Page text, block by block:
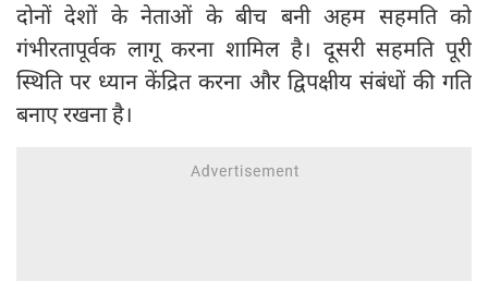
दोनों देशों के नेताओं के बीच बनी अहम सहमति को
गंभीरतापूर्वक लागू करना शामिल है। दूसरी सहमति पूरी
स्थिति पर ध्यान केंद्रित करना और द्विपक्षीय संबंधों की गति
बनाए रखना है।